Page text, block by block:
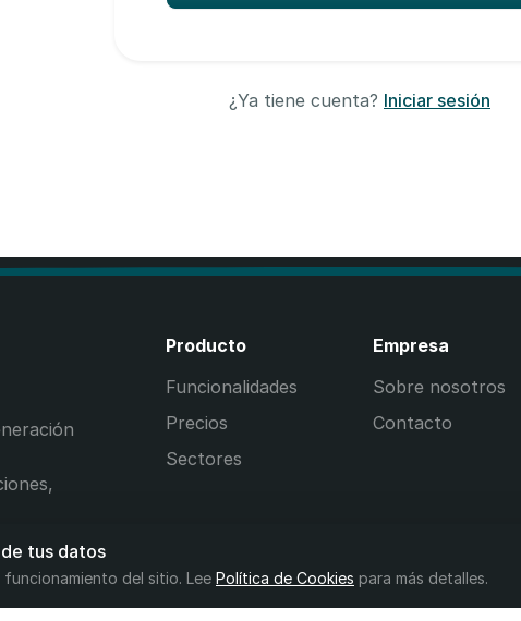
¿Ya tiene cuenta? Iniciar sesión
Producto
Funcionalidades
Precios
Sectores
Empresa
Sobre nosotros
Contacto
tus datos
funcionamiento del sitio. Lee Política de Cookies para más detalles.